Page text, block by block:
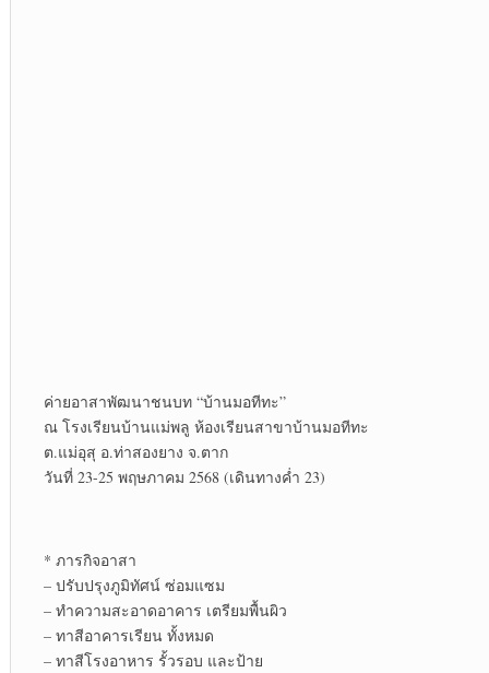
ค่ายอาสาพัฒนา​ชนบท​ “บ้านมอทีทะ”
ณ โรงเรียนบ้านแม่พลู ห้องเรียนสาขาบ้านมอทีทะ
ต.แม่อุสุ อ.ท่าสองยาง จ.ตาก
วันที่ 23-25 พฤษภาคม​ 2568 (เดินทางค่ำ 23)
* ภารกิจ​อาสา
– ปรับปรุง​ภูมิ​ทัศน์​ ซ่อมแซม​
– ทำความสะอาดอาคาร เตรียมพื้นผิว
– ทาสีอาคารเรียน ทั้งหมด
– ทาสีโรงอาหาร รั้วรอบ และป้าย